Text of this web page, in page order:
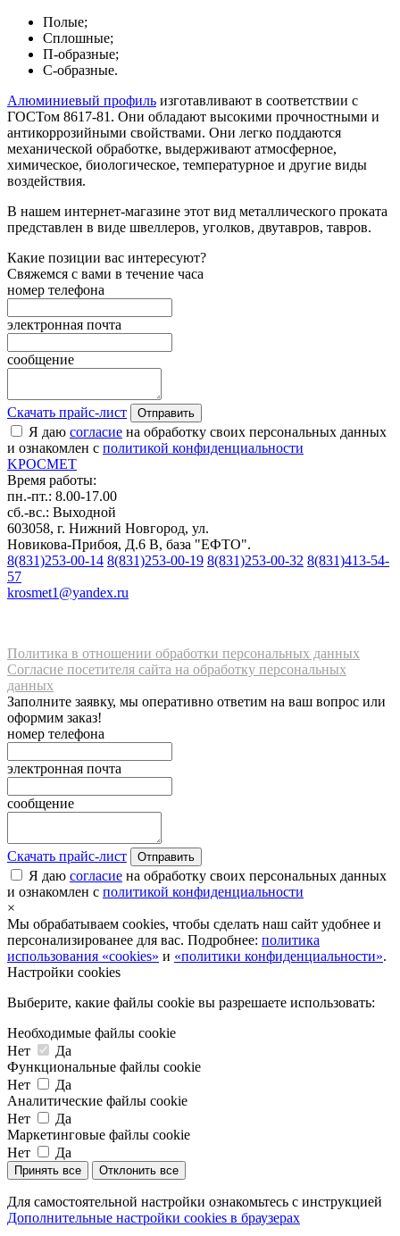
Полые;
Сплошные;
П-образные;
С-образные.
Алюминиевый профиль изготавливают в соответствии с
ГОСТом 8617-81. Они обладают высокими прочностными и
антикоррозийными свойствами. Они легко поддаются
механической обработке, выдерживают атмосферное,
химическое, биологическое, температурное и другие виды
воздействия.
В нашем интернет-магазине этот вид металлического проката
представлен в виде швеллеров, уголков, двутавров, тавров.
Какие позиции вас интересуют?
Свяжемся с вами в течение часа
номер телефона
электронная почта
сообщение
Скачать прайс-лист Отправить
Я даю согласие на обработку своих персональных данных
и ознакомлен с политикой конфиденциальности
KРОСМЕТ
Время работы:
пн.-пт.: 8.00-17.00
сб.-вс.: Выходной
603058, г. Нижний Новгород, ул.
Новикова-Прибоя, Д.6 В, база "ЕФТО".
8(831)253-00-14 8(831)253-00-19 8(831)253-00-32 8(831)413-54-
57
krosmet1@yandex.ru
Политика в отношении обработки персональных данных
Согласие посетителя сайта на обработку персональных
данных
Заполните заявку, мы оперативно ответим на ваш вопрос или
оформим заказ!
номер телефона
электронная почта
сообщение
Скачать прайс-лист Отправить
Я даю согласие на обработку своих персональных данных
и ознакомлен с политикой конфиденциальности
×
Мы обрабатываем cookies, чтобы сделать наш сайт удобнее и
персонализированее для вас. Подробнее: политика
использования «cookies» и «политики конфиденциальности».
Настройки cookies
Выберите, какие файлы cookie вы разрешаете использовать:
Необходимые файлы cookie
Нет
Да
Функциональные файлы cookie
Нет
Да
Аналитические файлы cookie
Нет
Да
Маркетинговые файлы cookie
Нет
Да
Принять все Отклонить все
Для самостоятельной настройки ознакомьтесь с инструкцией
Дополнительные настройки cookies в браузерах